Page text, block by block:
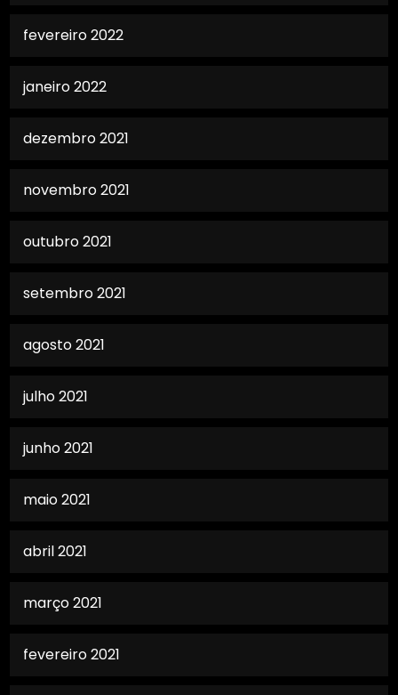
fevereiro 2022
janeiro 2022
dezembro 2021
novembro 2021
outubro 2021
setembro 2021
agosto 2021
julho 2021
junho 2021
maio 2021
abril 2021
março 2021
fevereiro 2021